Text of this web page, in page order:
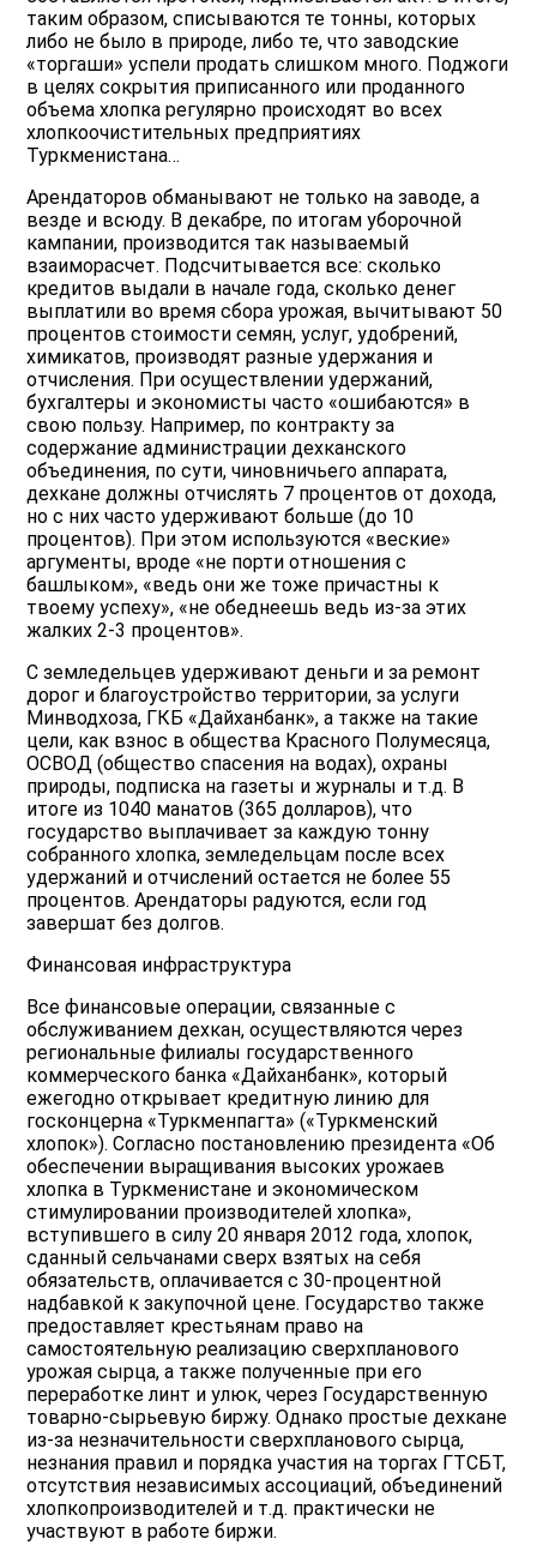
таким образом, списываются те тонны, которых
либо не было в природе, либо те, что заводские
«торгаши» успели продать слишком много. Поджоги
в целях сокрытия приписанного или проданного
объема хлопка регулярно происходят во всех
хлопкоочистительных предприятиях
Туркменистана…
Арендаторов обманывают не только на заводе, а
везде и всюду. В декабре, по итогам уборочной
кампании, производится так называемый
взаиморасчет. Подсчитывается все: сколько
кредитов выдали в начале года, сколько денег
выплатили во время сбора урожая, вычитывают 50
процентов стоимости семян, услуг, удобрений,
химикатов, производят разные удержания и
отчисления. При осуществлении удержаний,
бухгалтеры и экономисты часто «ошибаются» в
свою пользу. Например, по контракту за
содержание администрации дехканского
объединения, по сути, чиновничьего аппарата,
дехкане должны отчислять 7 процентов от дохода,
но с них часто удерживают больше (до 10
процентов). При этом используются «веские»
аргументы, вроде «не порти отношения с
башлыком», «ведь они же тоже причастны к
твоему успеху», «не обеднеешь ведь из-за этих
жалких 2-3 процентов».
С земледельцев удерживают деньги и за ремонт
дорог и благоустройство территории, за услуги
Минводхоза, ГКБ «Дайханбанк», а также на такие
цели, как взнос в общества Красного Полумесяца,
ОСВОД (общество спасения на водах), охраны
природы, подписка на газеты и журналы и т.д. В
итоге из 1040 манатов (365 долларов), что
государство выплачивает за каждую тонну
собранного хлопка, земледельцам после всех
удержаний и отчислений остается не более 55
процентов. Арендаторы радуются, если год
завершат без долгов.
Финансовая инфраструктура
Все финансовые операции, связанные с
обслуживанием дехкан, осуществляются через
региональные филиалы государственного
коммерческого банка «Дайханбанк», который
ежегодно открывает кредитную линию для
госконцерна «Туркменпагта» («Туркменский
хлопок»). Согласно постановлению президента «Об
обеспечении выращивания высоких урожаев
хлопка в Туркменистане и экономическом
стимулировании производителей хлопка»,
вступившего в силу 20 января 2012 года, хлопок,
сданный сельчанами сверх взятых на себя
обязательств, оплачивается с 30-процентной
надбавкой к закупочной цене. Государство также
предоставляет крестьянам право на
самостоятельную реализацию сверхпланового
урожая сырца, а также полученные при его
переработке линт и улюк, через Государственную
товарно-сырьевую биржу. Однако простые дехкане
из-за незначительности сверхпланового сырца,
незнания правил и порядка участия на торгах ГТСБТ,
отсутствия независимых ассоциаций, объединений
хлопкопроизводителей и т.д. практически не
участвуют в работе биржи.